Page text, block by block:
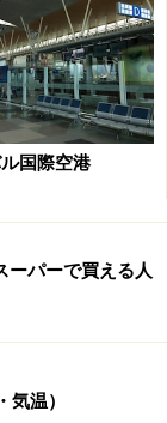
分かれていま
差しで注文可能
り、メリディア
呼ばれるオープ
ド入り（9リ
のチャーシュー
リンギット）
国際空港
ーパーで買える人
温）